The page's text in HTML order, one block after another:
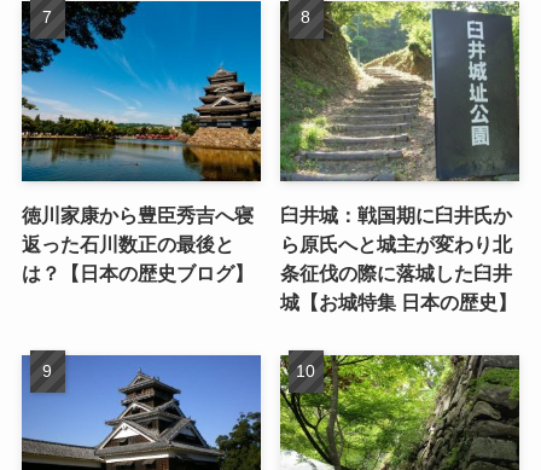
徳川家康から豊臣秀吉へ寝
返った石川数正の最後と
は？【日本の歴史ブログ】
臼井城：戦国期に臼井氏か
ら原氏へと城主が変わり北
条征伐の際に落城した臼井
城【お城特集 日本の歴史】